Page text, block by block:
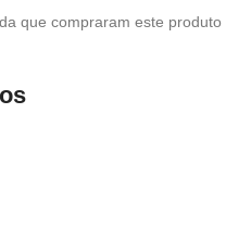
que compraram este produto